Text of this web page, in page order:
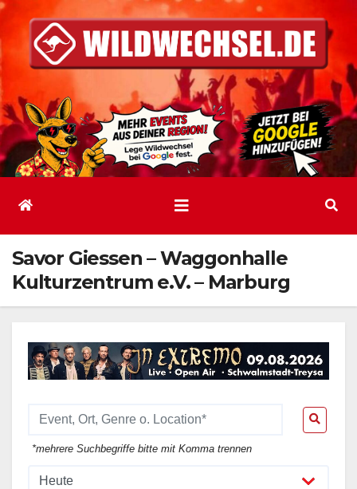
Inhalt
springen
Savor Giessen – Waggonhalle
Kulturzentrum e.V. – Marburg
*mehrere Suchbegriffe bitte mit Komma trennen